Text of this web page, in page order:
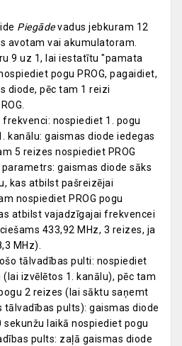
Piegādevadus jebkuram 12
avotam vai akumulatoram.
9 uz 1, lai iestatītu "pamata
pogu PROG, pagaidiet,
diode, pēc tam 1 reizi
frekvenci: nospiediet 1. pogu
kanālu: gaismas diode iedegas
5 reizes nospiediet PROG
gaismas diode sāks
kas atbilst pašreizējai
nospiediet PROG pogu
atbilst vajadzīgajai frekvencei
433,92 MHz, 3 reizes, ja
MHz).
tālvadības pulti: nospiediet
(lai izvēlētos 1. kanālu), pēc tam
2 reizes (lai sāktu saņemt
tālvadības pults): gaismas diode
sekunžu laikā nospiediet pogu
pults: zaļā gaismas diode